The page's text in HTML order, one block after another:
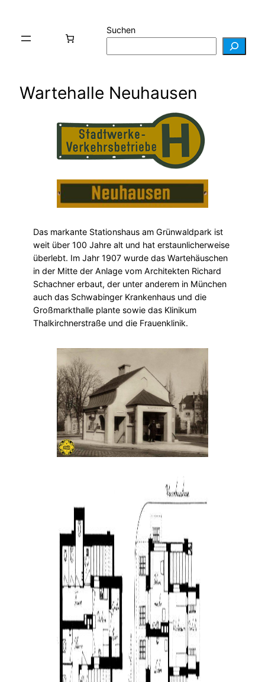
Suchen
Wartehalle Neuhausen
Das markante Stationshaus am Grünwaldpark ist
weit über 100 Jahre alt und hat erstaunlicherweise
überlebt. Im Jahr 1907 wurde das Wartehäuschen
in der Mitte der Anlage vom Architekten Richard
Schachner erbaut, der unter anderem in München
auch das Schwabinger Krankenhaus und die
Großmarkthalle plante sowie das Klinikum
Thalkirchnerstraße und die Frauenklinik.